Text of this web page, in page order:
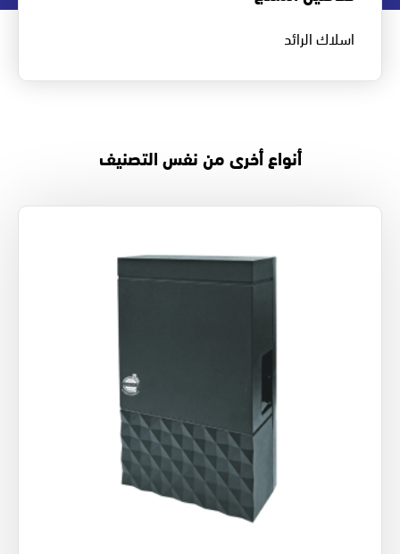
اسلاك الرائد
أنواع أخرى من نفس التصنيف